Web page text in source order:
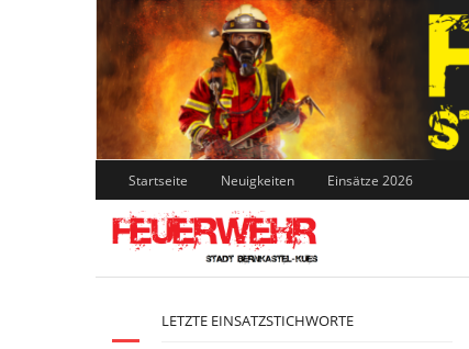
Skip
to
content
Startseite Neuigkeiten Einsätze 2026
LETZTE EINSATZSTICHWORTE